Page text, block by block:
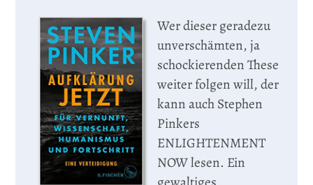
Wer dieser geradezu
unverschämten, ja
schockierenden These
weiter folgen will, der
kann auch Stephen
Pinkers
ENLIGHTENMENT
NOW lesen. Ein